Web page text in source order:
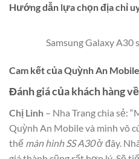
Hướng dẫn lựa chọn địa chỉ
Samsung Galaxy A30
Cam kết của Quỳnh An
Đánh giá của khách hàng
Chị Linh – Nha Trang chia sẻ:
Quỳnh An Mobile và mình vô
thế màn hình SS A30ở đây.